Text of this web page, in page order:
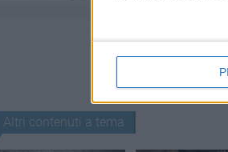
Altri contenuti a tema